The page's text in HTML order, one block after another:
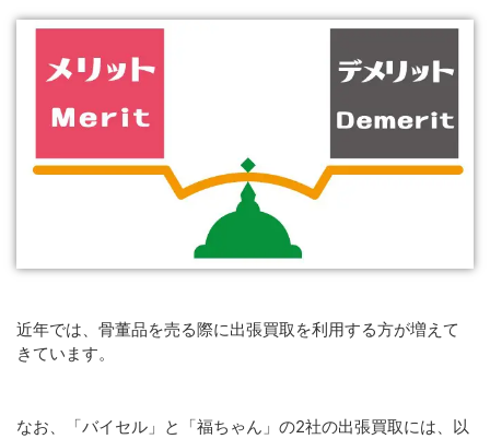
近年では、骨董品を売る際に出張買取を利用する方が増えて
きています。
なお、「バイセル」と「福ちゃん」の2社の出張買取には、以